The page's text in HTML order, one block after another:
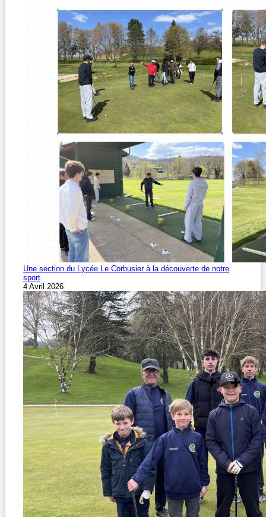
Une section du Lycée Le Corbusier à la découverte de notre
sport
4 Avril 2026